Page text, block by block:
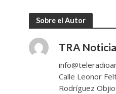
Sobre el Autor
TRA
Calle Leonor
Rodríguez Objio